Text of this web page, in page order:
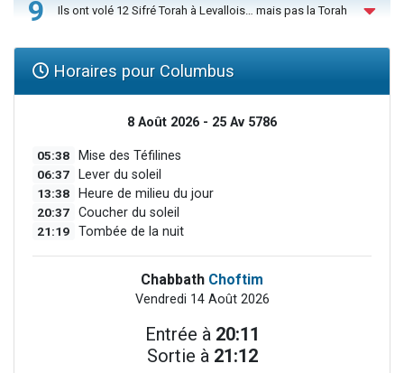
9 Ils ont volé 12 Sifré Torah à Levallois… mais pas la Torah
Horaires pour Columbus
8 Août 2026 - 25 Av 5786
05:38 Mise des Téfilines
06:37 Lever du soleil
13:38 Heure de milieu du jour
20:37 Coucher du soleil
21:19 Tombée de la nuit
Chabbath Choftim
Vendredi 14 Août 2026
Entrée à 20:11
Sortie à 21:12